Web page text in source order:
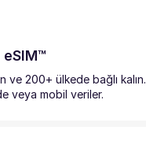
ve 200+ ülkede bağlı kalın.
veya mobil veriler.